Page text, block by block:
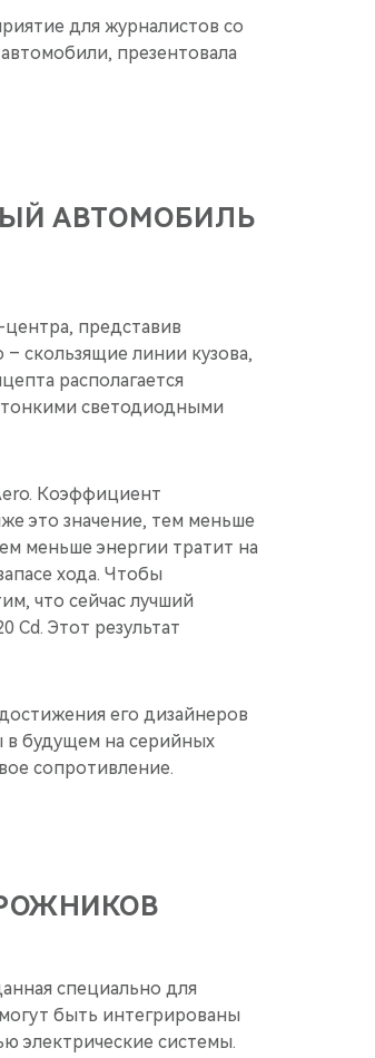
для журналистов со
презентовала
АВТОМОБИЛЬ
представив
скользящие линии кузова,
располагается
тонкими светодиодными
Коэффициент
это значение, тем меньше
меньше энергии тратит на
хода. Чтобы
что сейчас лучший
Cd. Этот результат
его дизайнеров
в будущем на серийных
сопротивление.
специально для
быть интегрированы
электрические системы.